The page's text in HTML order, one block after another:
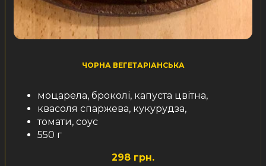
ЧОРНА ВЕГЕТАРІАНСЬКА
моцарела, броколі, капуста цвітна,
квасоля спаржева, кукурудза,
томати, соус
550 г
298 грн.